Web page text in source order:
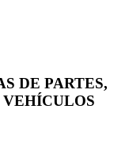
DE PARTES,
VEHÍCULOS